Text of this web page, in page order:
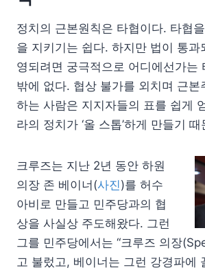
정치의 근본원칙은 타협이다. 타협
을 지키기는 쉽다. 하지만 법이 통과
영되려면 궁극적으로 어디에선가는
밖에 없다. 협상 불가를 외치며 근본
하는 사람은 지지자들의 표를 쉽게
라의 정치가 ‘올 스톱’하게 만들기 때
크루즈는 지난 2년 동안 하원
의장 존 베이너(사진)를 허수
아비로 만들고 민주당과의 협
상을 사실상 주도해왔다. 그런
그를 민주당에서는 “크루즈 의장
고 불렀고, 베이너는 그런 강경파에